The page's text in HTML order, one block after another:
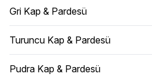
Gri Kap & Pardesü
Turuncu Kap & Pardesü
Pudra Kap & Pardesü